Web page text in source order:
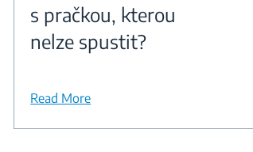
s pračkou, kterou
nelze spustit?
Read More